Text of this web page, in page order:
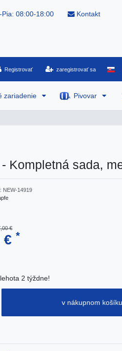
08:00-18:00 Kontakt
Registrovať zaregistrovať sa
zariadenie Pivovar
Kompletná sada,
NEW-14919
€
€ *
2 týždne!
v nákupnom košíku